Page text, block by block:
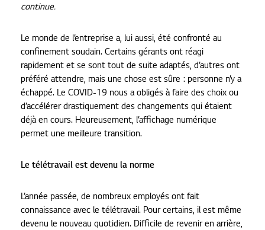
continue.
Le monde de l’entreprise a, lui aussi, été confronté au
confinement soudain. Certains gérants ont réagi
rapidement et se sont tout de suite adaptés, d’autres ont
préféré attendre, mais une chose est sûre : personne n’y a
échappé. Le COVID-19 nous a obligés à faire des choix ou
d’accélérer drastiquement des changements qui étaient
déjà en cours. Heureusement, l’affichage numérique
permet une meilleure transition.
Le télétravail est devenu la norme
L’année passée, de nombreux employés ont fait
connaissance avec le télétravail. Pour certains, il est même
devenu le nouveau quotidien. Difficile de revenir en arrière,